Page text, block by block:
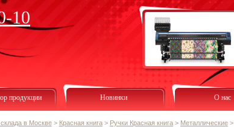
10
продукции Новинки О нас
в Москве > Красная книга > Ручки Красная книга > Металлические >